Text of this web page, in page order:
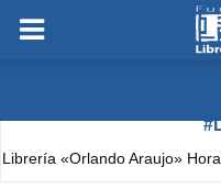
Librería «Orlando Araujo»